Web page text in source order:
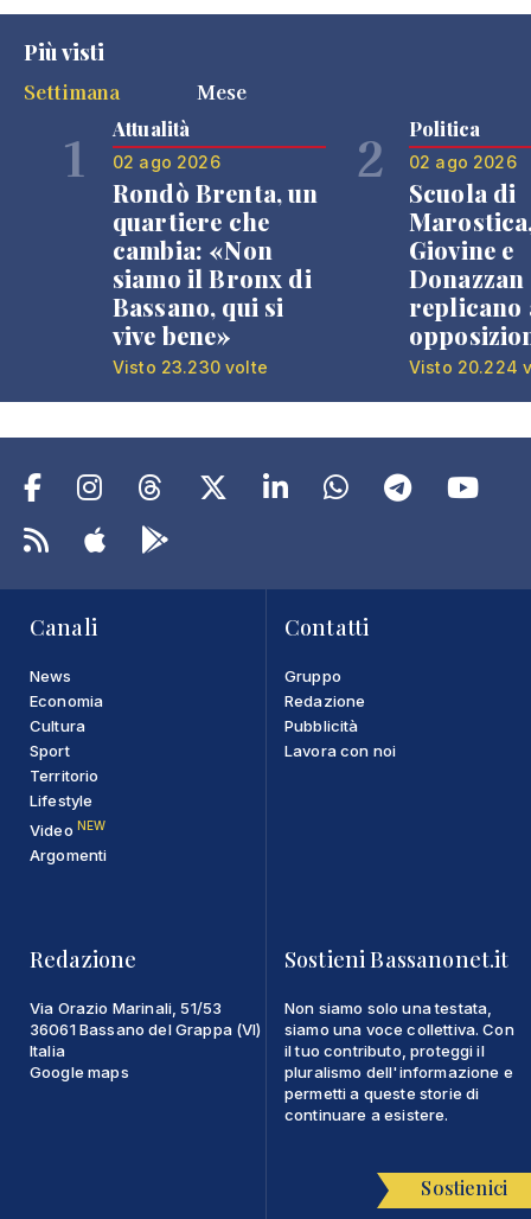
Più visti
Settimana
Mese
1 Attualità
02 ago 2026
Rondò Brenta, un
quartiere che
cambia: «Non
siamo il Bronx di
Bassano, qui si
vive bene»
Visto 23.230 volte
2 Politica
02 ago 2026
Scuola di
Giovine e
Donazzan
replicano
Visto 20.224
Canali
News
Economia
Cultura
Sport
Territorio
Lifestyle
Video NEW
Argomenti
Contatti
Gruppo
Redazione
Pubblicità
Lavora con noi
Redazione
Via Orazio Marinali, 51/53
36061 Bassano del Grappa (VI)
Italia
Google maps
Sostieni Bassanonet.it
Non siamo solo una testata,
siamo una voce collettiva. Con
il tuo contributo, proteggi il
pluralismo dell'informazione e
permetti a queste storie di
continuare a esistere.
Sostienici